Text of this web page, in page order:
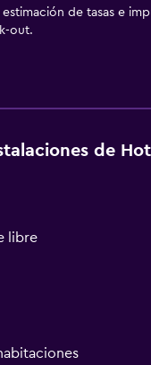
de tasas e
out.
de
libre